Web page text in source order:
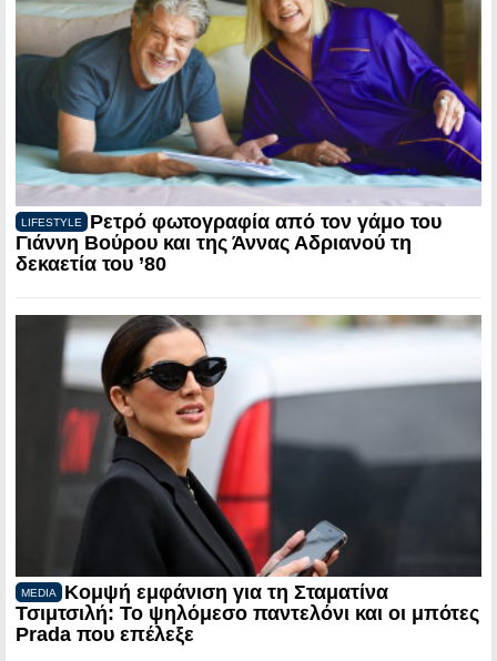
LIFESTYLE
Ρετρό φωτογραφία από τον γάμο του
Γιάννη Βούρου και της Άννας Αδριανού τη
δεκαετία του ’80
MEDIA
Κομψή εμφάνιση για τη Σταματίνα
Τσιμτσιλή: Το ψηλόμεσο παντελόνι και οι μπότες
Prada που επέλεξε